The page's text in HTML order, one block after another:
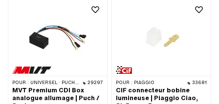
les trous: 73 mm
POUR : UNIVERSEL · PUCH · SACHS · PONY / CILO (BÊTA 521 & 512) · ZÜNDAPP BELMONDO 29297
MVT Premium CDI Box
analogue allumage | Puch /
POUR : PIAGGIO 33681
CIF connecteur bobine
lumineuse | Piaggio Ciao,